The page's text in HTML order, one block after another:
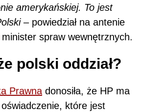
amerykańskiej. To jest
– powiedział na antenie
minister spraw wewnętrznych.
polski oddział?
Prawna donosiła, że HP ma
które jest